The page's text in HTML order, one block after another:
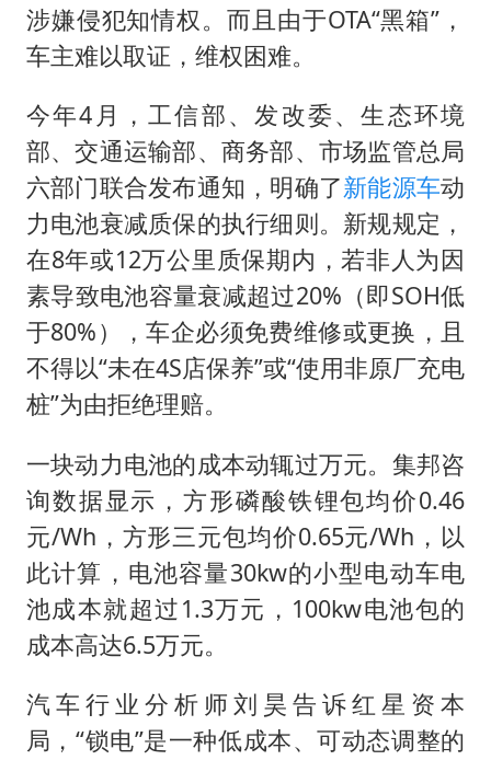
涉嫌侵犯知情权。而且由于OTA“黑箱”，
车主难以取证，维权困难。
今年4月，工信部、发改委、生态环境
部、交通运输部、商务部、市场监管总局
六部门联合发布通知，明确了新能源车动
力电池衰减质保的执行细则。新规规定，
在8年或12万公里质保期内，若非人为因
素导致电池容量衰减超过20%（即SOH低
于80%），车企必须免费维修或更换，且
不得以“未在4S店保养”或“使用非原厂充电
桩”为由拒绝理赔。
一块动力电池的成本动辄过万元。集邦咨
询数据显示，方形磷酸铁锂包均价‌0.46
元/Wh，方形三元包均价‌0.65元/Wh，以
此计算，电池容量30kw的小型电动车电
池成本就超过1.3万元，100‌kw电池包的
成本高达6.5万元。
汽车行业分析师刘昊告诉红星资本
局，“锁电”是一种低成本、可动态调整的